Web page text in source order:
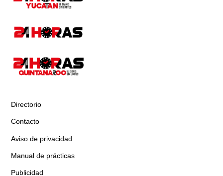
Directorio
Contacto
Aviso de privacidad
Manual de prácticas
Publicidad